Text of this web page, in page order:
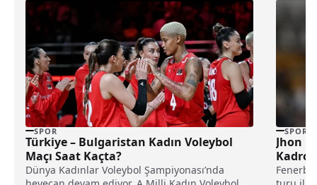
SPOR
Türkiye – Bulgaristan Kadın Voleybol
Maçı Saat Kaçta?
Dünya Kadınlar Voleybol Şampiyonası’nda
SPOR
Jhon